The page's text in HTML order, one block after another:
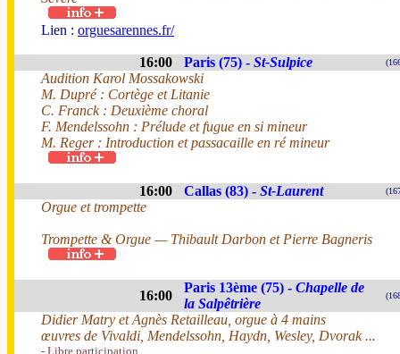
Lien : orguesarennes.fr/
16:00 Paris (75) - St-Sulpice
Audition Karol Mossakowski
M. Dupré : Cortège et Litanie
C. Franck : Deuxième choral
F. Mendelssohn : Prélude et fugue en si mineur
M. Reger : Introduction et passacaille en ré mineur
16:00 Callas (83) - St-Laurent
Orgue et trompette
Trompette & Orgue — Thibault Darbon et Pierre Bagneris
16:00
Paris 13ème (75) - Chapelle de
la Salpêtrière
Didier Matry et Agnès Retailleau, orgue à 4 mains
œuvres de Vivaldi, Mendelssohn, Haydn, Wesley, Dvorak ...
- Libre participation